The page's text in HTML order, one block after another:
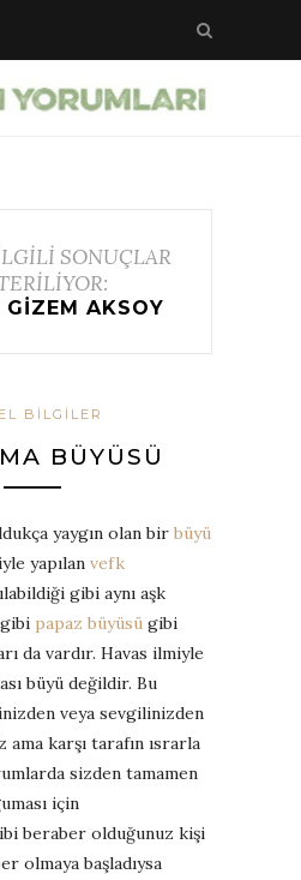
SONUÇLAR
GIZEM AKSOY
BILGILER
BÜYÜSÜ
yaygın olan bir büyü
yapılan vefk
gibi aynı aşk
papaz büyüsü gibi
da vardır. Havas ilmiyle
büyü değildir. Bu
veya sevgilinizden
karşı tarafın ısrarla
sizden tamamen
için
beraber olduğunuz kişi
olmaya başladıysa